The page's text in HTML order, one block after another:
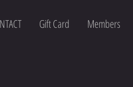
Gift Card Members